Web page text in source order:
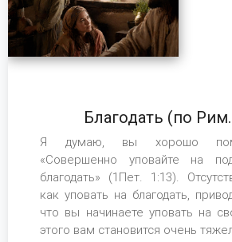
Благодать (по Рим.
Я думаю, вы хорошо
«Совершенно уповайте на
благодать» (1Пет. 1:13).
как уповать на благодать,
что вы начинаете уповать на
этого вам становится очень